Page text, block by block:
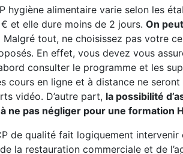
hygiène alimentaire varie selon les
et elle dure moins de 2 jours. On
Malgré tout, ne choisissez pas votre
En effet, vous devez vous
consulter le programme et les
cours en ligne et à distance ne
vidéo. D’autre part, la possibilité
ne pas négliger pour une formation
de qualité fait logiquement intervenir
la restauration commerciale et de